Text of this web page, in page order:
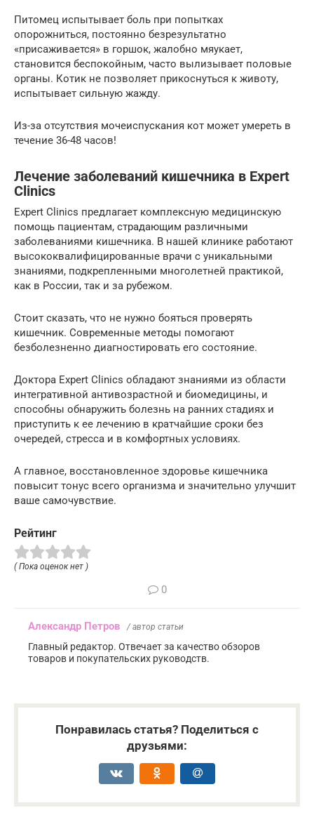
Питомец испытывает боль при попытках
опорожниться, постоянно безрезультатно
«присаживается» в горшок, жалобно мяукает,
становится беспокойным, часто вылизывает половые
органы. Котик не позволяет прикоснуться к животу,
испытывает сильную жажду.
Из-за отсутствия мочеиспускания кот может умереть в
течение 36-48 часов!
Лечение заболеваний кишечника в Expert
Clinics
Expert Clinics предлагает комплексную медицинскую
помощь пациентам, страдающим различными
заболеваниями кишечника. В нашей клинике работают
высококвалифицированные врачи с уникальными
знаниями, подкрепленными многолетней практикой,
как в России, так и за рубежом.
Стоит сказать, что не нужно бояться проверять
кишечник. Современные методы помогают
безболезненно диагностировать его состояние.
Доктора Expert Clinics обладают знаниями из области
интегративной антивозрастной и биомедицины, и
способны обнаружить болезнь на ранних стадиях и
приступить к ее лечению в кратчайшие сроки без
очередей, стресса и в комфортных условиях.
А главное, восстановленное здоровье кишечника
повысит тонус всего организма и значительно улучшит
ваше самочувствие.
Рейтинг
( Пока оценок нет )
0
Александр Петров / автор статьи
Главный редактор. Отвечает за качество обзоров
товаров и покупательских руководств.
Понравилась статья? Поделиться с
друзьями: